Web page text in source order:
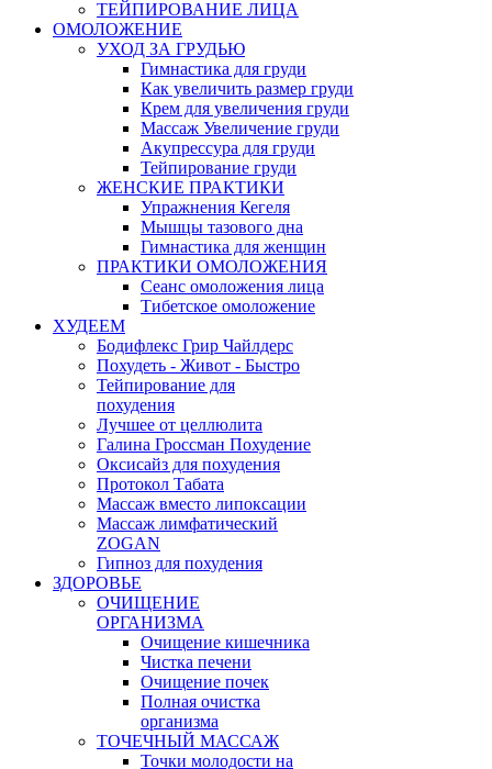
ТЕЙПИРОВАНИЕ ЛИЦА
ОМОЛОЖЕНИЕ
УХОД ЗА ГРУДЬЮ
Гимнастика для груди
Как увеличить размер груди
Крем для увеличения груди
Массаж Увеличение груди
Акупрессура для груди
Тейпирование груди
ЖЕНСКИЕ ПРАКТИКИ
Упражнения Кегеля
Мышцы тазового дна
Гимнастика для женщин
ПРАКТИКИ ОМОЛОЖЕНИЯ
Сеанс омоложения лица
Тибетское омоложение
ХУДЕЕМ
Бодифлекс Грир Чайлдерс
Похудеть - Живот - Быстро
Тейпирование для
похудения
Лучшее от целлюлита
Галина Гроссман Похудение
Оксисайз для похудения
Протокол Табата
Массаж вместо липоксации
Массаж лимфатический
ZOGAN
Гипноз для похудения
ЗДОРОВЬЕ
ОЧИЩЕНИЕ
ОРГАНИЗМА
Очищение кишечника
Чистка печени
Очищение почек
Полная очистка
организма
ТОЧЕЧНЫЙ МАССАЖ
Точки молодости на